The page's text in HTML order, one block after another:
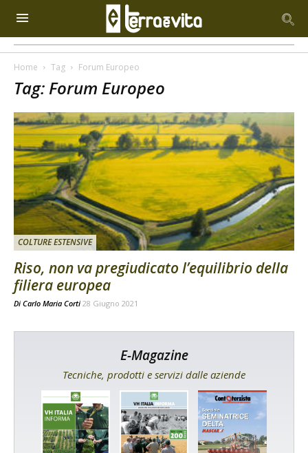
Home Tag Forum Europeo
Tag: Forum Europeo
COLTURE ESTENSIVE
Riso, non va pregiudicato l’equilibrio della
filiera europea
Di Carlo Maria Corti 28 Giugno 2021
E-Magazine
Tecniche, prodotti e servizi dalle aziende